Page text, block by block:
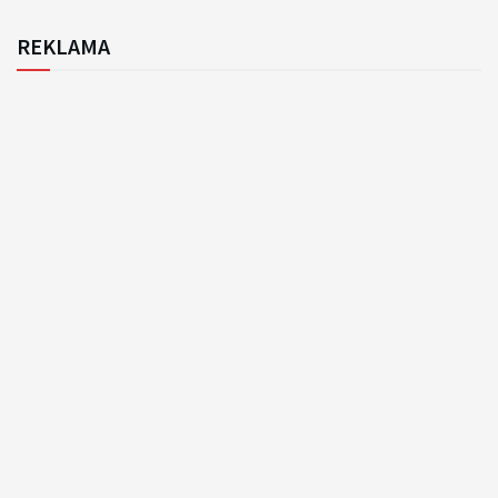
REKLAMA